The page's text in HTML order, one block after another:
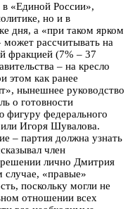
«Единой России»,
но и в
дня, а «при таком ярком
рассчитывать на
фракцией (7% – 37
– на кресло
этом как ранее
нынешнее руководство
о готовности
фигуру федерального
Игоря Шувалова.
– партия должна узнать
член
лично Дмитрия
«правые»
поскольку могли не
отношении всех